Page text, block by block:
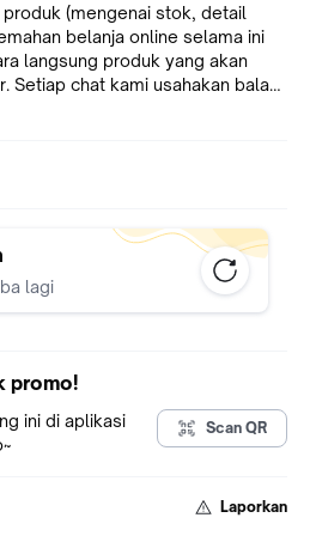
(mengenai stok, detail
belanja online selama ini
langsung produk yang akan
Setiap chat kami usahakan balas
dengan seng hati) Untuk
ongkir menjadi tanggungan
kondisi barang sebelumnya
Semoga setiap produk yang
lagi
promo!
ini di aplikasi
Scan QR
Laporkan